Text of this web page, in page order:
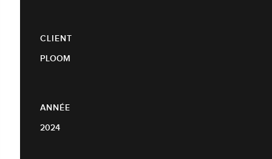
CLIENT
PLOOM
ANNÉE
2024